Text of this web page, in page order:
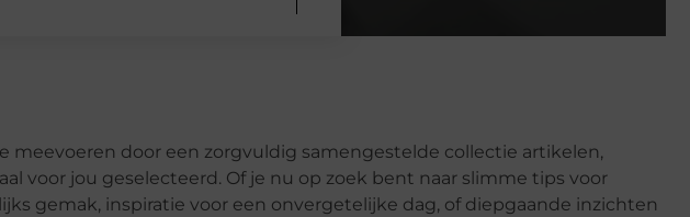
meevoeren door een zorgvuldig samengestelde collectie artikelen,
voor jou geselecteerd. Of je nu op zoek bent naar slimme tips voor
gemak, inspiratie voor een onvergetelijke dag, of diepgaande inzichten